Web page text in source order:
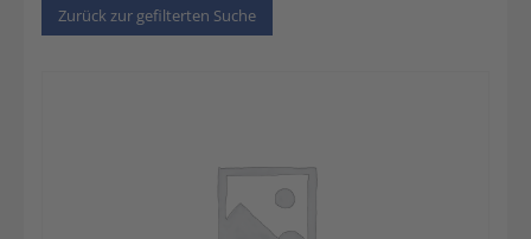
Zurück zur gefilterten Suche